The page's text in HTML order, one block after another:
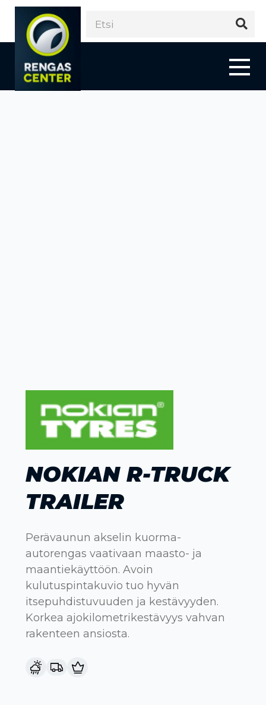
NOKIAN R-TRUCK
TRAILER
Perävaunun akselin kuorma-
autorengas vaativaan maasto- ja
maantiekäyttöön. Avoin
kulutuspintakuvio tuo hyvän
itsepuhdistuvuuden ja kestävyyden.
Korkea ajokilometrikestävyys vahvan
rakenteen ansiosta.